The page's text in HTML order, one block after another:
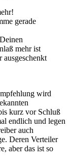
gerade
mehr ist
ausgeschenkt
wird
kurz vor Schluß
endlich und legen
auch
Deren Verteiler
aber das ist so